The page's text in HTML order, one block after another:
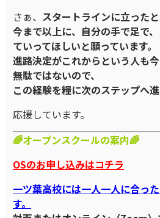
さぁ、 スタートラインに立ったと
今まで以上に、自分の手で足で
ていってほしいと願っています。
進路決定がこれからという人も
無駄ではないので、
この経験を糧に次のステップへ進
応援しています。
🌈オープンスクールの案内🌈
OSのお申し込みはコチラ
一ツ葉高校には一人一人に合っ
す。